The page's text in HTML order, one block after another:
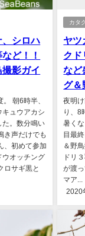
、シロハ
ど！！
影ガイ
朝6時半、
キュウアカシ
た。数分鳴い
き声だけでも
、初めて参加
ウオッチング
ロサギ黒と
カタ
ヤツ
クド
など
グ＆
夜明
り、8
暑く
目最
＆野
ドリ
が渡
マア...
2020